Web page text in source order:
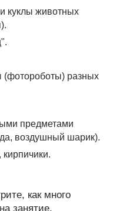
куклы животных
(фотороботы) разных
предметами
воздушный шарик).
как много
занятие.